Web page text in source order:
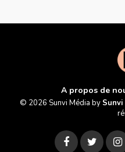
A propos de
© 2026 Sunvi Média by Sunvi